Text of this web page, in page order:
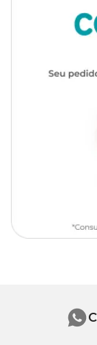
Ingredientes do
camarão integral,
nitrito de sódio.
Benefícios do
Delicioso
Rico em
Sem
Baixa caloria
Perfeito para